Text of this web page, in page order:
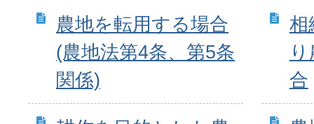
農地を転用する場合
(農地法第4条、第5条
関係)
相
合